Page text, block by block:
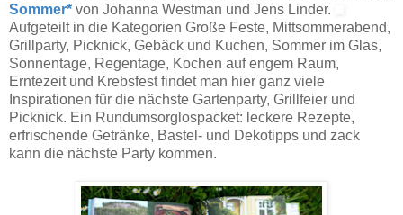
Sommer* von Johanna Westman und Jens Linder.
Aufgeteilt in die Kategorien Große Feste, Mittsommerabend,
Grillparty, Picknick, Gebäck und Kuchen, Sommer im Glas,
Sonnentage, Regentage, Kochen auf engem Raum,
Erntezeit und Krebsfest findet man hier ganz viele
Inspirationen für die nächste Gartenparty, Grillfeier und
Picknick. Ein Rundumsorglospacket: leckere Rezepte,
erfrischende Getränke, Bastel- und Dekotipps und zack
kann die nächste Party kommen.